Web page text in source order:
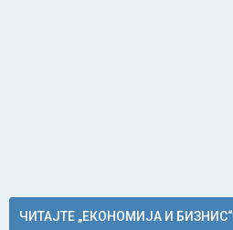
ЧИТАЈТЕ „ЕКОНОМИЈА И БИЗНИС“